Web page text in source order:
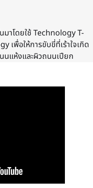
าโดยใช้ Technology T-
เพื่อให้การขับขี่ที่เร้าใจเกิด
นแห้งและผิวถนนเปียก